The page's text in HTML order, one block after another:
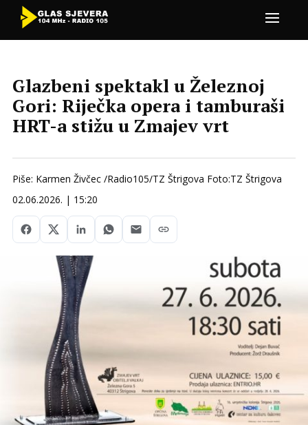
Glazbeni spektakl u Železnoj
Gori: Riječka opera i tamburaši
HRT-a stižu u Zmajev vrt
Piše: Karmen Živčec /Radio105/TZ Štrigova Foto:TZ Štrigova
02.06.2026. | 15:20